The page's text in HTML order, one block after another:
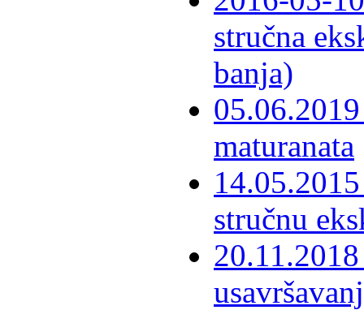
stručna
banja)
maturanata
stručnu